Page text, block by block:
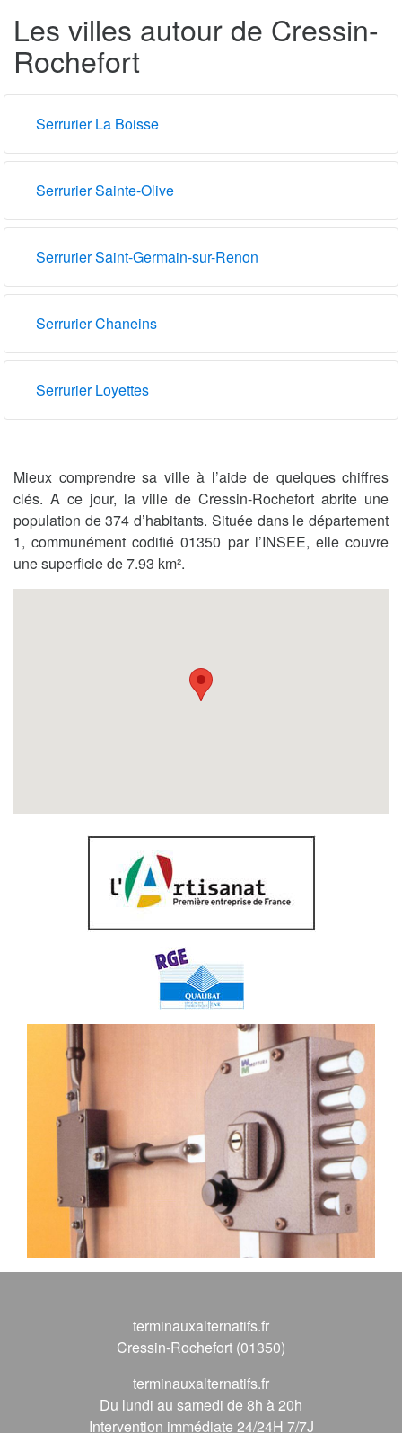
Les villes autour de Cressin-
Rochefort
Serrurier La Boisse
Serrurier Sainte-Olive
Serrurier Saint-Germain-sur-Renon
Serrurier Chaneins
Serrurier Loyettes
Mieux comprendre sa ville à l’aide de quelques chiffres
clés. A ce jour, la ville de Cressin-Rochefort abrite une
population de 374 d’habitants. Située dans le département
1, communément codifié 01350 par l’INSEE, elle couvre
une superficie de 7.93 km².
terminauxalternatifs.fr
Cressin-Rochefort (01350)
terminauxalternatifs.fr
Du lundi au samedi de 8h à 20h
Intervention immédiate 24/24H 7/7J